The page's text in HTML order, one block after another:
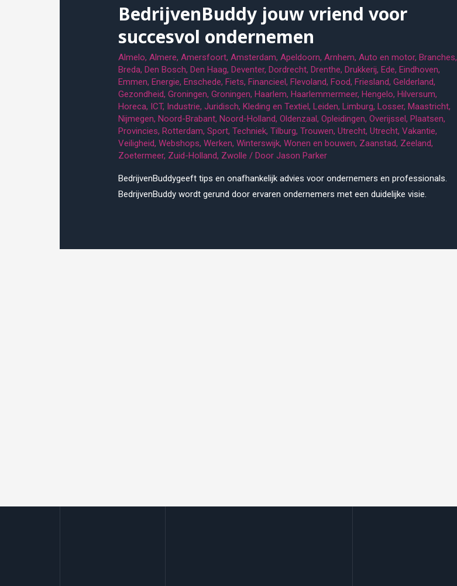
BedrijvenBuddy jouw vriend voor
succesvol ondernemen
Almelo,Almere,Amersfoort,Amsterdam,Apeldoorn,Arnhem,Auto en motor,Branches,
Breda,Den Bosch,Den Haag,Deventer,Dordrecht,Drenthe,Drukkerij,Ede,Eindhoven,
Emmen,Energie,Enschede,Fiets,Financieel,Flevoland,Food,Friesland,Gelderland,
Gezondheid,Groningen,Groningen,Haarlem,Haarlemmermeer,Hengelo,Hilversum,
Horeca, ICT, Industrie,Juridisch,Kleding en Textiel,Leiden,Limburg,Losser,Maastricht,
Nijmegen,Noord-Brabant,Noord-Holland,Oldenzaal,Opleidingen,Overijssel,Plaatsen,
Provincies,Rotterdam,Sport,Techniek,Tilburg,Trouwen,Utrecht,Utrecht,Vakantie,
Veiligheid,Webshops,Werken,Winterswijk,Wonen en bouwen, Zaanstad, Zeeland,
Zoetermeer, Zuid-Holland, Zwolle / DoorJason Parker
BedrijvenBuddygeeft tips en onafhankelijk advies voor ondernemers en professionals.
BedrijvenBuddy wordt gerund door ervaren ondernemers met een duidelijke visie.